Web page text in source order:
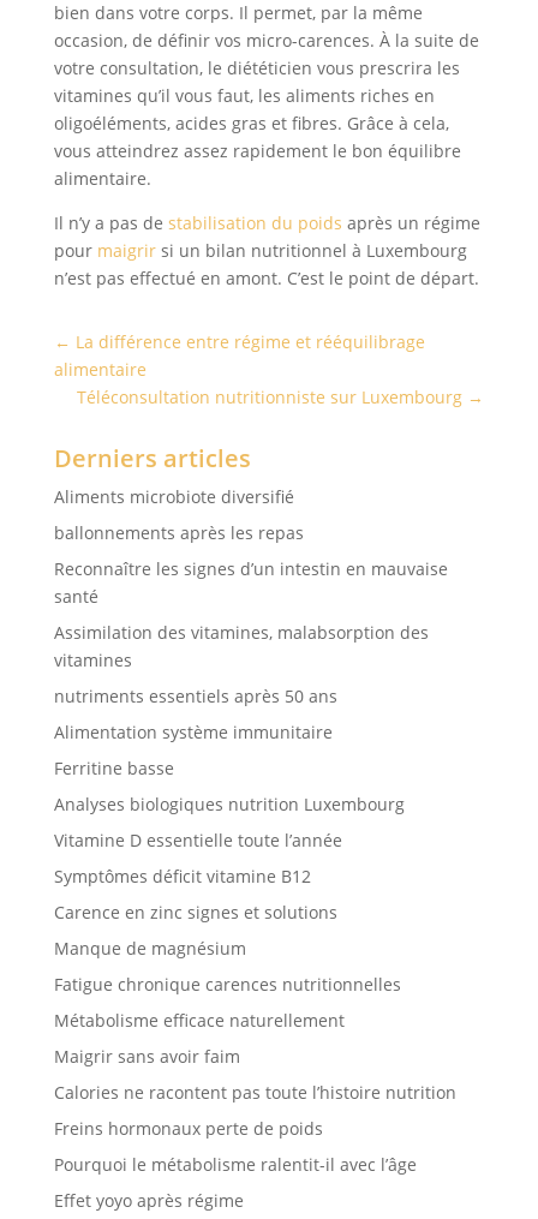
bien dans votre corps. Il permet, par la même
occasion, de définir vos micro-carences. À la suite de
votre consultation, le diététicien vous prescrira les
vitamines qu’il vous faut, les aliments riches en
oligoéléments, acides gras et fibres. Grâce à cela,
vous atteindrez assez rapidement le bon équilibre
alimentaire.
Il n’y a pas de stabilisation du poids après un régime
pour maigrirsi un bilan nutritionnel à Luxembourg
n’est pas effectué en amont. C’est le point de départ.
← La différence entre régime et rééquilibrage
alimentaire
Téléconsultation nutritionniste sur Luxembourg →
Derniers articles
Aliments microbiote diversifié
ballonnements après les repas
Reconnaître les signes d’un intestin en mauvaise
santé
Assimilation des vitamines, malabsorption des
vitamines
nutriments essentiels après 50 ans
Alimentation système immunitaire
Ferritine basse
Analyses biologiques nutrition Luxembourg
Vitamine D essentielle toute l’année
Symptômes déficit vitamine B12
Carence en zinc signes et solutions
Manque de magnésium
Fatigue chronique carences nutritionnelles
Métabolisme efficace naturellement
Maigrir sans avoir faim
Calories ne racontent pas toute l’histoire nutrition
Freins hormonaux perte de poids
Pourquoi le métabolisme ralentit-il avec l’âge
Effet yoyo après régime